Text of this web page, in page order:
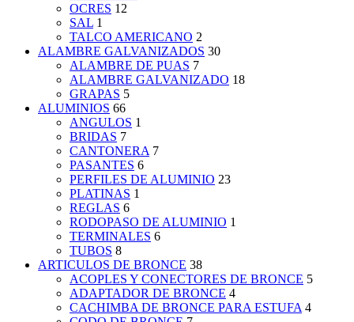
OCRES 12
SAL 1
TALCO AMERICANO 2
ALAMBRE GALVANIZADOS 30
ALAMBRE DE PUAS 7
ALAMBRE GALVANIZADO 18
GRAPAS 5
ALUMINIOS 66
ANGULOS 1
BRIDAS 7
CANTONERA 7
PASANTES 6
PERFILES DE ALUMINIO 23
PLATINAS 1
REGLAS 6
RODOPASO DE ALUMINIO 1
TERMINALES 6
TUBOS 8
ARTICULOS DE BRONCE 38
ACOPLES Y CONECTORES DE BRONCE 5
ADAPTADOR DE BRONCE 4
CACHIMBA DE BRONCE PARA ESTUFA 4